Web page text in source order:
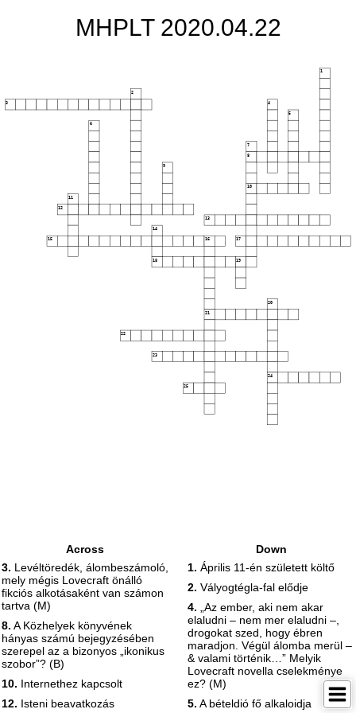
MHPLT 2020.04.22
1
2
3 4
5
6
7
8
9
10
11
12
13
14
15 16 17
18 19
20
21
22
23
24
25
Across
3. Levéltöredék, álombeszámoló,
mely mégis Lovecraft önálló
fikciós alkotásaként van számon
tartva (M)
8. A Közhelyek könyvének
hányas számú bejegyzésében
szerepel az a bizonyos „ikonikus
szobor”? (B)
10. Internethez kapcsolt
12. Isteni beavatkozás
Down
1. Április 11-én született költő
2. Vályogtégla-fal elődje
4. „Az ember, aki nem akar
elaludni – nem mer elaludni –,
drogokat szed, hogy ébren
maradjon. Végül álomba merül –
& valami történik…” Melyik
Lovecraft novella cselekménye
ez? (M)
5. A bételdió fő alkaloidja